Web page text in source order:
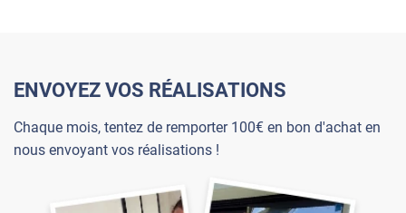
ENVOYEZ VOS RÉALISATIONS
Chaque mois, tentez de remporter 100€ en bon d'achat en
nous envoyant vos réalisations !